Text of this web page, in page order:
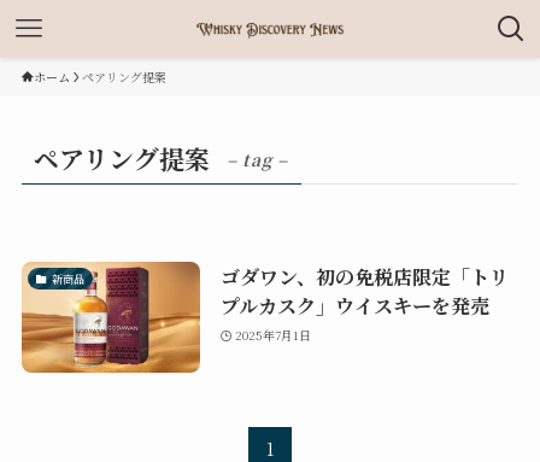
ホーム ペアリング提案
ペアリング提案 – tag –
新商品
ゴダワン、初の免税店限定「トリ
プルカスク」ウイスキーを発売
2025年7月1日
1